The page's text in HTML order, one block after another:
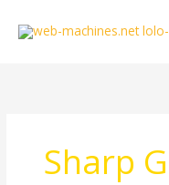
Sharp